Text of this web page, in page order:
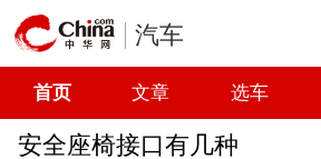
汽车
首页 文章 选车
安全座椅接口有几种